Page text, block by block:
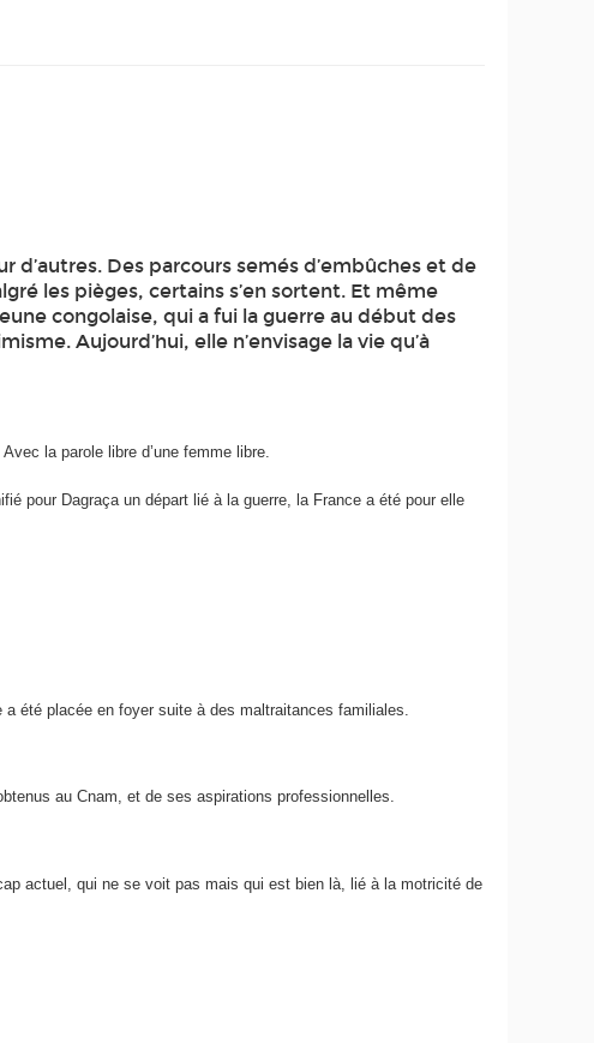
Des parcours semés d’embûches et de
les pièges, certains s’en sortent. Et même
congolaise, qui a fui la guerre au début des
Aujourd’hui, elle n’envisage la vie qu’à
la parole libre d’une femme libre.
pour Dagraça un départ lié à la guerre, la France a été pour elle
été placée en foyer suite à des maltraitances familiales.
au Cnam, et de ses aspirations professionnelles.
actuel, qui ne se voit pas mais qui est bien là, lié à la motricité de